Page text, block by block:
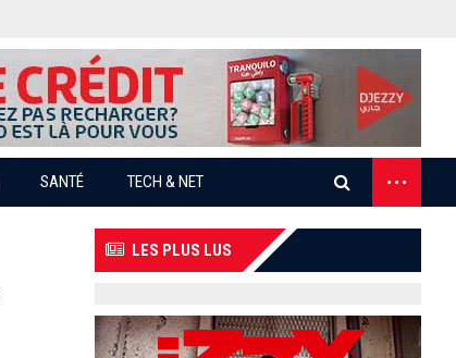
SANTÉ TECH & NET ...
LES PLUS LUS